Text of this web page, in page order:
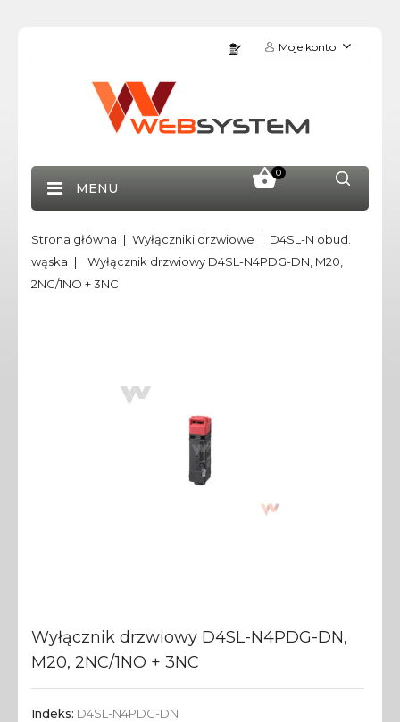
Moje konto
0
MENU
Strona główna Wyłączniki drzwiowe
D4SL-N obud.
wąska
Wyłącznik drzwiowy D4SL-N4PDG-DN, M20,
2NC/1NO + 3NC
Wyłącznik drzwiowy D4SL-N4PDG-DN,
M20, 2NC/1NO + 3NC
Indeks: D4SL-N4PDG-DN